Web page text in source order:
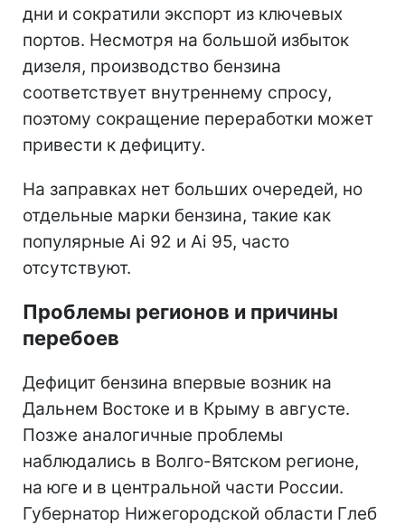
дни и сократили экспорт из ключевых
портов. Несмотря на большой избыток
дизеля, производство бензина
соответствует внутреннему спросу,
поэтому сокращение переработки может
привести к дефициту.
На заправках нет больших очередей, но
отдельные марки бензина, такие как
популярные Ai 92 и Ai 95, часто
отсутствуют.
Проблемы регионов и причины
перебоев
Дефицит бензина впервые возник на
Дальнем Востоке и в Крыму в августе.
Позже аналогичные проблемы
наблюдались в Волго-Вятском регионе,
на юге и в центральной части России.
Губернатор Нижегородской области Глеб